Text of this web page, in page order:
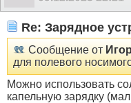
Re: Зарядное
Сообщение от
для полевого
Можно использовать
капельную зарядку